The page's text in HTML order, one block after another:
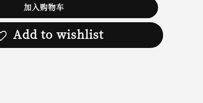
加入购物车
Add to wishlist